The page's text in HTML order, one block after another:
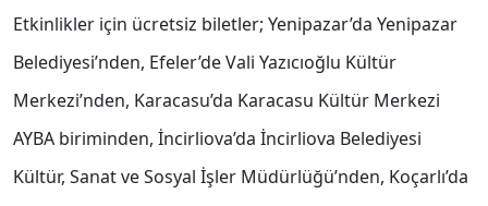
Etkinlikler için ücretsiz biletler; Yenipazar’da Yenipazar
Belediyesi’nden, Efeler’de Vali Yazıcıoğlu Kültür
Merkezi’nden, Karacasu’da Karacasu Kültür Merkezi
AYBA biriminden, İncirliova’da İncirliova Belediyesi
Kültür, Sanat ve Sosyal İşler Müdürlüğü’nden, Koçarlı’da